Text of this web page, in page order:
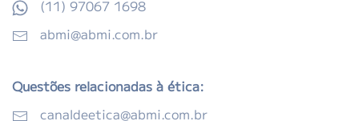
(11) 97067 1698
abmi@abmi.com.br
Questões relacionadas à ética:
canaldeetica@abmi.com.br